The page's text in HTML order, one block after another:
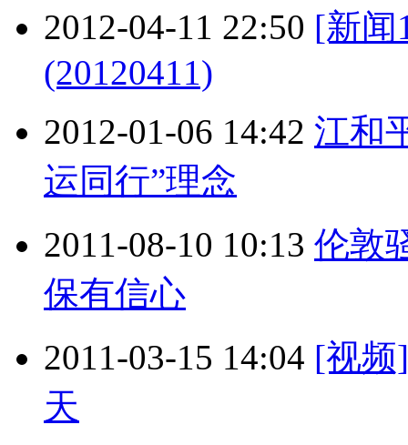
2012-04-11 22:50 [新闻
(20120411)
2012-01-06 14:42 江和
运同行”理念
2011-08-10 10:13 伦敦
保有信心
2011-03-15 14:04 [视频
天